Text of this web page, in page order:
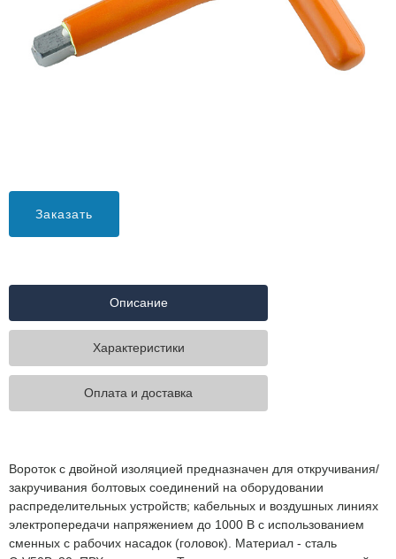
Заказать
Описание
Характеристики
Оплата и доставка
Вороток с двойной изоляцией предназначен для откручивания/
закручивания болтовых соединений на оборудовании
распределительных устройств; кабельных и воздушных линиях
электропередачи напряжением до 1000 В с использованием
сменных с рабочих насадок (головок). Материал - сталь